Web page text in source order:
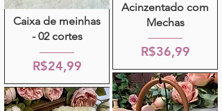
Caixa de meinhas
- 02 cortes
R$24,99
Acinzentado com
Mechas
R$36,99